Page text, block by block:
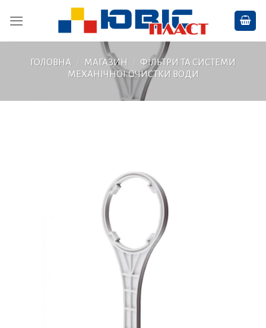
ГОЛОВНА МАГАЗИН
ФІЛЬТРИ ТА СИСТЕМИ
МЕХАНІЧНОЇ ОЧИСТКИ ВОДИ